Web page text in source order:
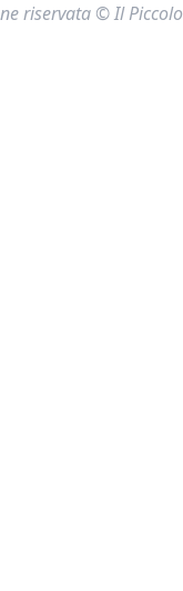
riservata © Il Piccolo